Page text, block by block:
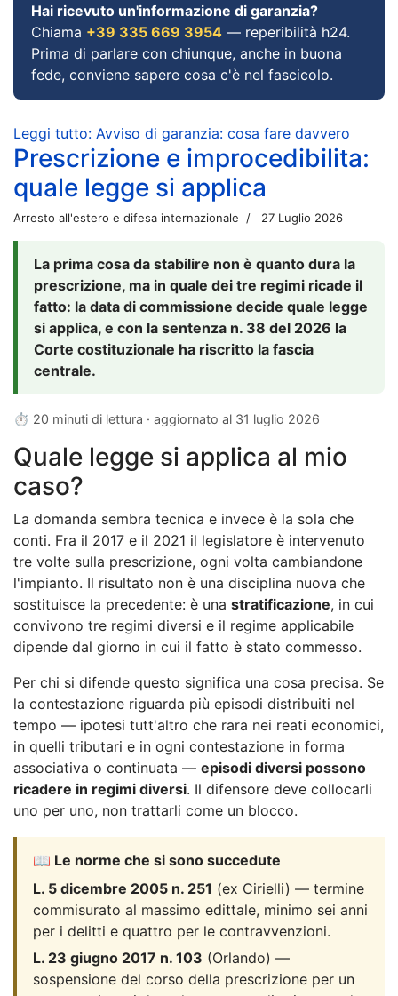
Hai ricevuto un'informazione di garanzia?
Chiama +39 335 669 3954 — reperibilità h24.
Prima di parlare con chiunque, anche in buona
fede, conviene sapere cosa c'è nel fascicolo.
Leggi tutto: Avviso di garanzia: cosa fare davvero
Prescrizione e improcedibilita:
quale legge si applica
Arresto all'estero e difesa internazionale 27 Luglio 2026
La prima cosa da stabilire non è quanto dura la
prescrizione, ma in quale dei tre regimi ricade il
fatto: la data di commissione decide quale legge
si applica, e con la sentenza n. 38 del 2026 la
Corte costituzionale ha riscritto la fascia
centrale.
⏱ 20 minuti di lettura · aggiornato al 31 luglio 2026
Quale legge si applica al mio
caso?
La domanda sembra tecnica e invece è la sola che
conti. Fra il 2017 e il 2021 il legislatore è intervenuto
tre volte sulla prescrizione, ogni volta cambiandone
l'impianto. Il risultato non è una disciplina nuova che
sostituisce la precedente: è una stratificazione, in cui
convivono tre regimi diversi e il regime applicabile
dipende dal giorno in cui il fatto è stato commesso.
Per chi si difende questo significa una cosa precisa. Se
la contestazione riguarda più episodi distribuiti nel
tempo — ipotesi tutt'altro che rara nei reati economici,
in quelli tributari e in ogni contestazione in forma
associativa o continuata — episodi diversi possono
ricadere in regimi diversi. Il difensore deve collocarli
uno per uno, non trattarli come un blocco.
📖 Le norme che si sono succedute
L. 5 dicembre 2005 n. 251 (ex Cirielli) — termine
commisurato al massimo edittale, minimo sei anni
per i delitti e quattro per le contravvenzioni.
L. 23 giugno 2017 n. 103 (Orlando) —
sospensione del corso della prescrizione per un